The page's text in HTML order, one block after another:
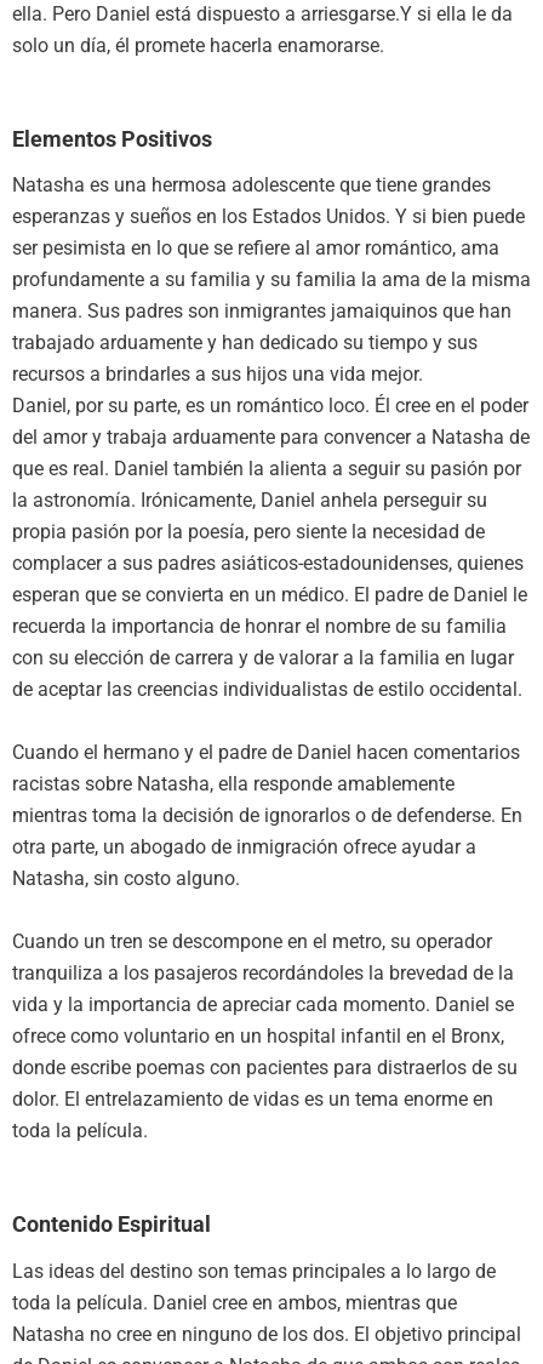
ella. Pero Daniel está dispuesto a arriesgarse.Y si ella le da
solo un día, él promete hacerla enamorarse.
Elementos Positivos
Natasha es una hermosa adolescente que tiene grandes
esperanzas y sueños en los Estados Unidos. Y si bien puede
ser pesimista en lo que se refiere al amor romántico, ama
profundamente a su familia y su familia la ama de la misma
manera. Sus padres son inmigrantes jamaiquinos que han
trabajado arduamente y han dedicado su tiempo y sus
recursos a brindarles a sus hijos una vida mejor.
Daniel, por su parte, es un romántico loco. Él cree en el poder
del amor y trabaja arduamente para convencer a Natasha de
que es real. Daniel también la alienta a seguir su pasión por
la astronomía. Irónicamente, Daniel anhela perseguir su
propia pasión por la poesía, pero siente la necesidad de
complacer a sus padres asiáticos-estadounidenses, quienes
esperan que se convierta en un médico. El padre de Daniel le
recuerda la importancia de honrar el nombre de su familia
con su elección de carrera y de valorar a la familia en lugar
de aceptar las creencias individualistas de estilo occidental.
Cuando el hermano y el padre de Daniel hacen comentarios
racistas sobre Natasha, ella responde amablemente
mientras toma la decisión de ignorarlos o de defenderse. En
otra parte, un abogado de inmigración ofrece ayudar a
Natasha, sin costo alguno.
Cuando un tren se descompone en el metro, su operador
tranquiliza a los pasajeros recordándoles la brevedad de la
vida y la importancia de apreciar cada momento. Daniel se
ofrece como voluntario en un hospital infantil en el Bronx,
donde escribe poemas con pacientes para distraerlos de su
dolor. El entrelazamiento de vidas es un tema enorme en
toda la película.
Contenido Espiritual
Las ideas del destino son temas principales a lo largo de
toda la película. Daniel cree en ambos, mientras que
Natasha no cree en ninguno de los dos. El objetivo principal